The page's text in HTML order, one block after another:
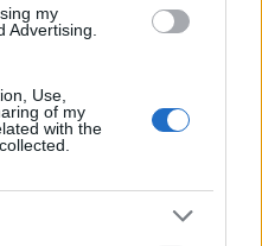
my
Advertising.
Use,
of my
with the